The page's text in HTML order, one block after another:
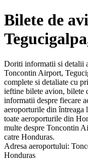
Bilete de
Doriti informatii si detalii
Toncontin Airport,
complete si detaliate cu
ieftine bilete avion, bilete
informatii despre fiecare
aeroporturile din
toate aeroporturile din
multe despre Toncontin
catre Honduras.
Adresa aeroportului:
Honduras